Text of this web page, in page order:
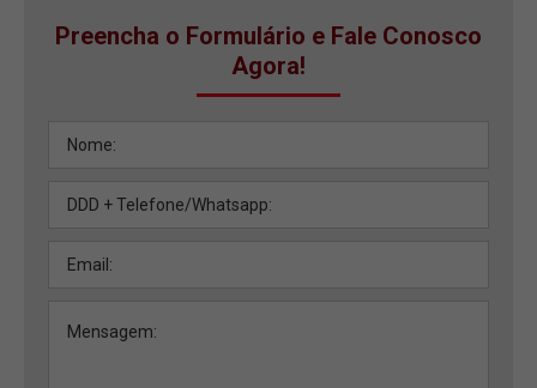
Preencha o Formulário e Fale Conosco
Agora!